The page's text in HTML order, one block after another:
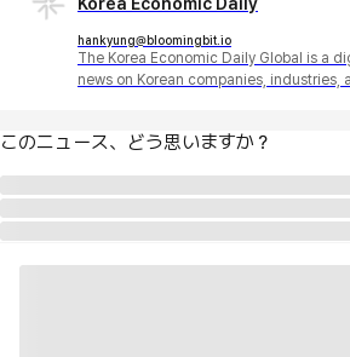
hankyung@bloomingbit.io
The Korea Economic Daily Global is a
news on Korean companies, industries,
このニュース、どう思いますか？